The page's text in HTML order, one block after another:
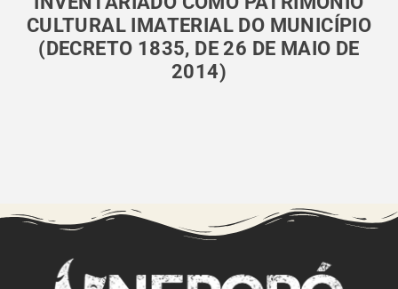
CULTURAL IMATERIAL DO MUNICÍPIO
(DECRETO 1835, DE 26 DE MAIO DE
2014)